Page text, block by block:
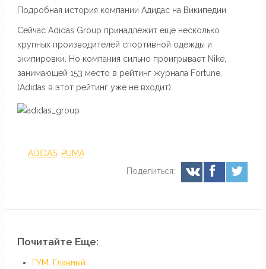
Подробная история компании Адидас на Википедии
Сейчас Adidas Group принадлежит еще несколько
крупных производителей спортивной одежды и
экипировки. Но компания сильно проигрывает Nike,
занимающей 153 место в рейтинг журнала Fortune.
(Adidas в этот рейтинг уже не входит).
ADIDAS, PUMA
Поделиться:
Почитайте Еще:
ГУМ. Главный